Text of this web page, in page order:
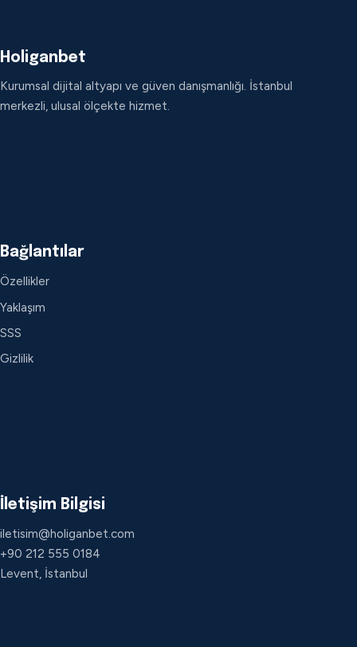
Holiganbet
Kurumsal dijital altyapı ve güven danışmanlığı. İstanbul
merkezli, ulusal ölçekte hizmet.
Bağlantılar
Özellikler
Yaklaşım
SSS
Gizlilik
İletişim Bilgisi
iletisim@holiganbet.com
+90 212 555 0184
Levent, İstanbul